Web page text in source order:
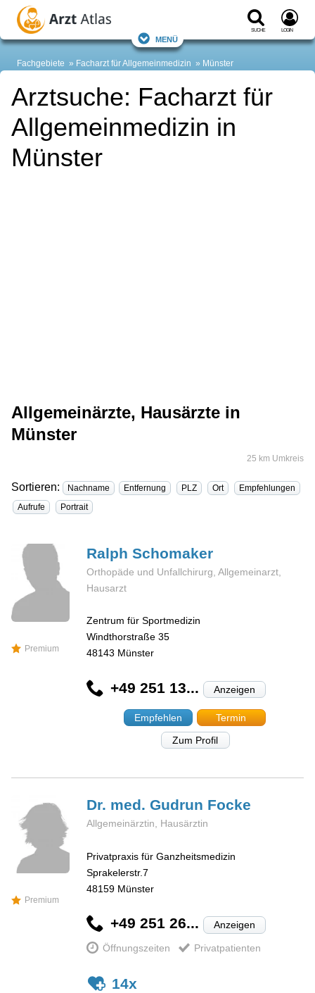
Suche Login
Menü
Fachgebiete Facharzt für Allgemeinmedizin Münster
Arztsuche: Facharzt für
Allgemeinmedizin in
Münster
Allgemeinärzte, Hausärzte in
Münster
25 km Umkreis
Sortieren: Nachname Entfernung PLZ Ort
Empfehlungen
Aufrufe
Portrait
Premium
RalphSchomaker
Orthopäde und Unfallchirurg, Allgemeinarzt,
Hausarzt
Zentrum für Sportmedizin
Windthorstraße 35
48143 Münster
+49 251 13... Anzeigen
Empfehlen
Termin
Zum Profil
Premium
Dr. med. Gudrun Focke
Allgemeinärztin, Hausärztin
Privatpraxis für Ganzheitsmedizin
Sprakelerstr.7
48159 Münster
+49 251 26... Anzeigen
Öffnungszeiten Privatpatienten
14x